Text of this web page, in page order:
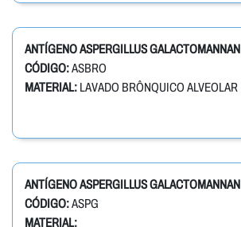
ANTÍGENO ASPERGILLUS GALACTOMANNAN
CÓDIGO:ASBRO
MATERIAL: LAVADO BRÔNQUICO ALVEOLAR
ANTÍGENO ASPERGILLUS GALACTOMANNAN
CÓDIGO:ASPG
MATERIAL: